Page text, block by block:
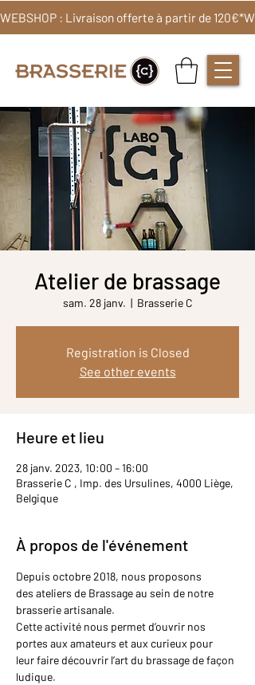
WEBSHOP : Livraison offerte à partir de 120€*
Atelier de brassage
sam. 28 janv.
  |
Brasserie C
Registration is Closed
See other events
Heure et lieu
28 janv. 2023, 10:00 – 16:00
Brasserie C , Imp. des Ursulines, 4000 Liège,
Belgique
À propos de l'événement
Depuis octobre 2018, nous proposons
des ateliers de Brassage au sein de notre
brasserie artisanale.
Cette activité nous permet d’ouvrir nos
portes aux amateurs et aux curieux pour
leur faire découvrir l’art du brassage de façon
ludique.